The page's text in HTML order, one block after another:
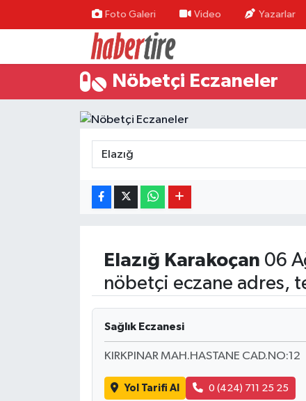
Foto Galeri Video Yazarlar
Nöbetçi Eczaneler
Elazığ Karakoçan 06
nöbetçi eczane adres,
Sağlık Eczanesi
KIRKPINAR MAH.HASTANE CAD.NO:12
Yol Tarifi Al 0 (424) 711 25 25
Tire Nöbetçi Eczaneler
Tire Hava Durumu
Tire Trafik Yoğunluk Haritası
Süper Lig Puan Durumu ve Fikstür
Tüm Manşetler